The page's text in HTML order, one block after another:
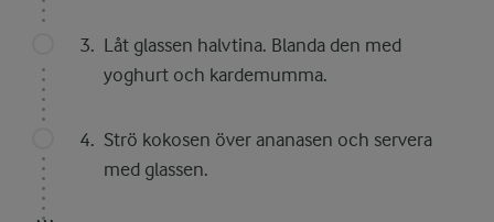
Låt glassen halvtina. Blanda den med
yoghurt och kardemumma.
Strö kokosen över ananasen och servera
med glassen.